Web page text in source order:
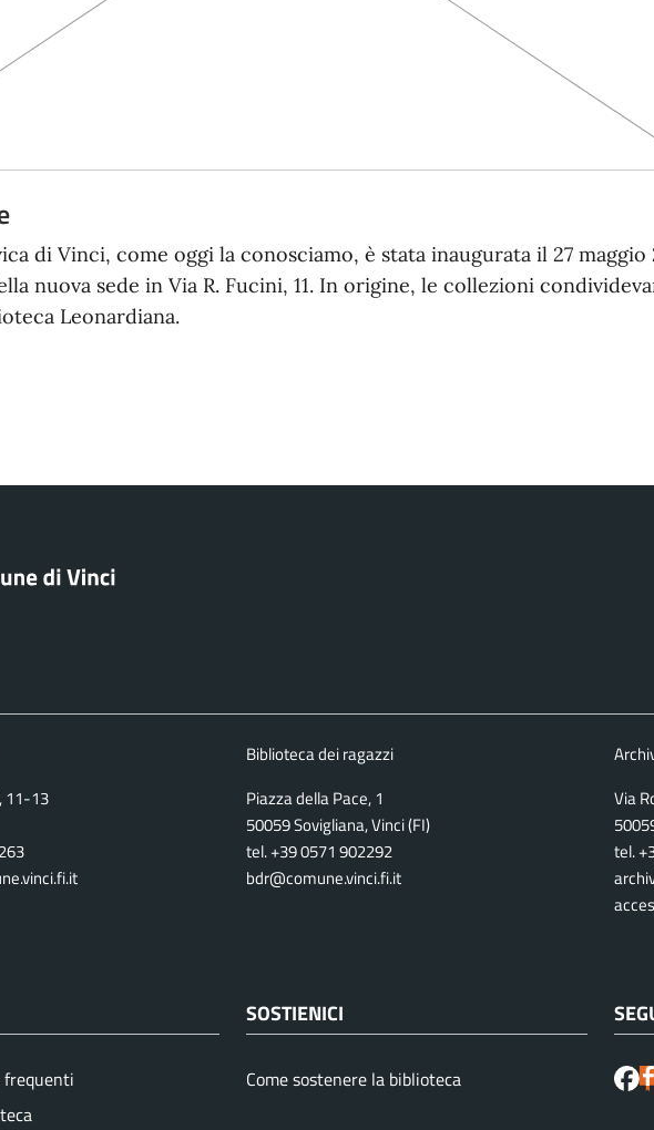
di Vinci, come oggi la conosciamo, è stata inaugurata il 27 maggio
nuova sede in Via R. Fucini, 11. In origine, le collezioni
Leonardiana.
11-13
Biblioteca dei ragazzi
Piazza della Pace, 1
50059 Sovigliana, Vinci (FI)
tel. +39 0571 902292
bdr@comune.vinci.fi.it
Via
tel.
frequenti
SOSTIENICI
Come sostenere la biblioteca